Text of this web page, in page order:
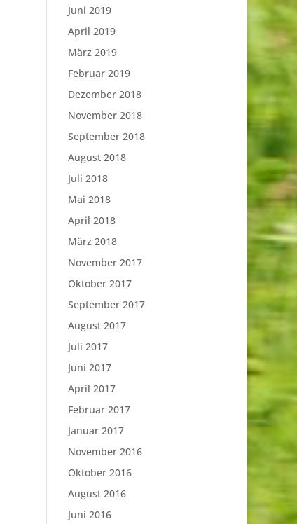
Juni 2019
April 2019
März 2019
Februar 2019
Dezember 2018
November 2018
September 2018
August 2018
Juli 2018
Mai 2018
April 2018
März 2018
November 2017
Oktober 2017
September 2017
August 2017
Juli 2017
Juni 2017
April 2017
Februar 2017
Januar 2017
November 2016
Oktober 2016
August 2016
Juni 2016